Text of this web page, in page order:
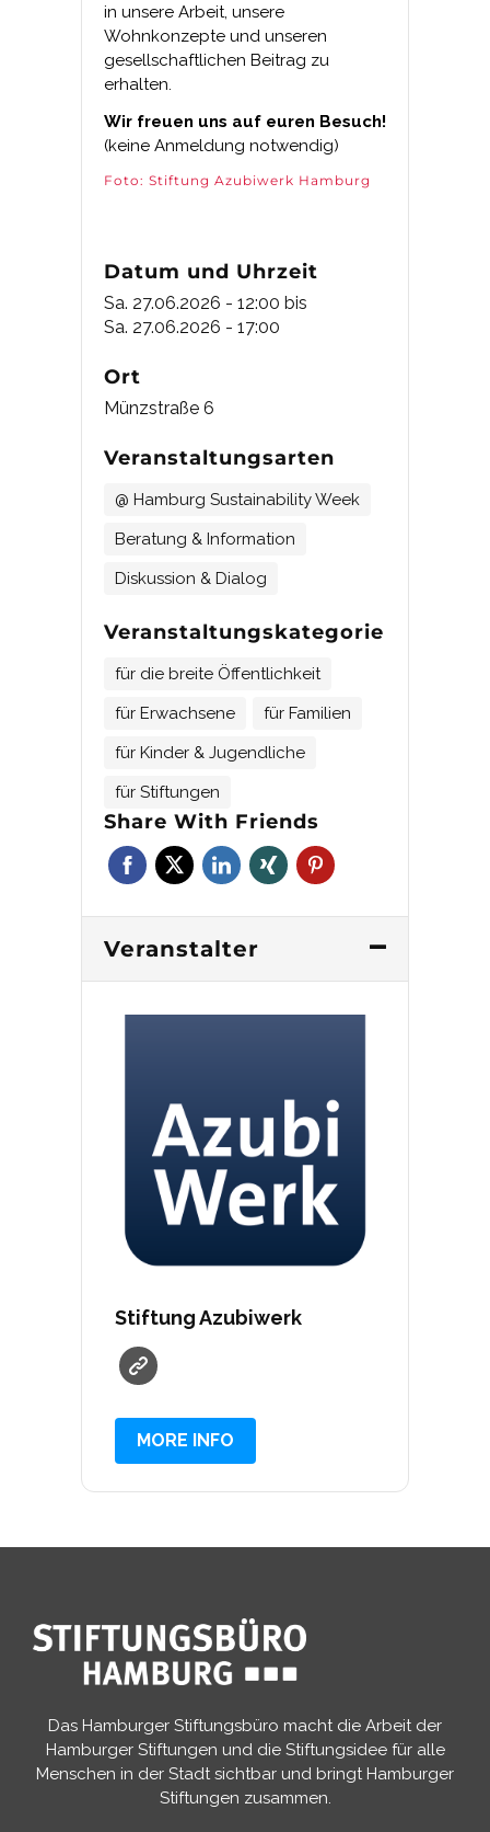
in unsere Arbeit, unsere
Wohnkonzepte und unseren
gesellschaftlichen Beitrag zu
erhalten.
Wir freuen uns auf euren Besuch!
(keine Anmeldung notwendig)
Foto: Stiftung Azubiwerk Hamburg
Datum und Uhrzeit
Sa. 27.06.2026 - 12:00 bis
Sa. 27.06.2026 - 17:00
Ort
Münzstraße 6
Veranstaltungsarten
@ Hamburg Sustainability Week
Beratung & Information
Diskussion & Dialog
Veranstaltungskategorie
für die breite Öffentlichkeit
für Erwachsene
für Familien
für Kinder & Jugendliche
für Stiftungen
Share With Friends
Veranstalter
Stiftung Azubiwerk
MORE INFO
Das Hamburger Stiftungsbüro macht die Arbeit der
Hamburger Stiftungen und die Stiftungsidee für alle
Menschen in der Stadt sichtbar und bringt Hamburger
Stiftungen zusammen.​